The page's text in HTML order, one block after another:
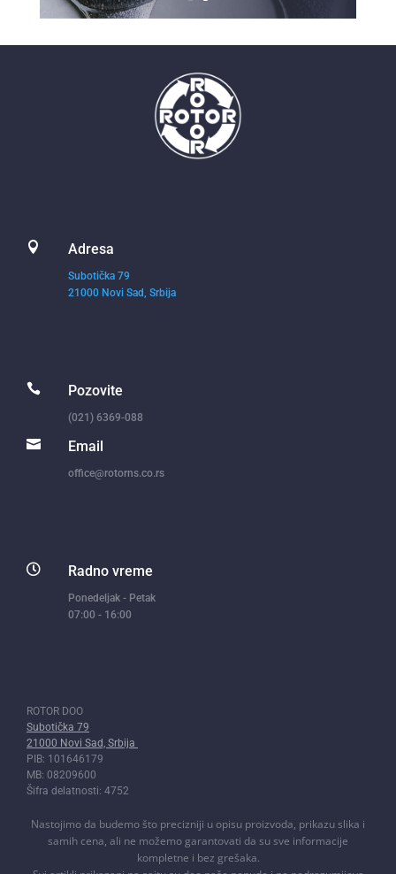
 Adresa
Subotička 79
21000 Novi Sad, Srbija
 Pozovite
(021) 6369-088
 Email
office@rotorns.co.rs
 Radno vreme
Ponedeljak - Petak
07:00 - 16:00
ROTOR DOO
Subotička 79
21000 Novi Sad, Srbija
PIB: 101646179
MB: 08209600
Šifra delatnosti: 4752
Nastojimo da budemo što precizniji u opisu proizvoda, prikazu slika i
samih cena, ali ne možemo garantovati da su sve informacije
kompletne i bez grešaka.